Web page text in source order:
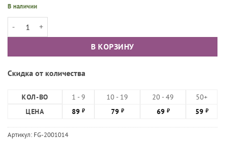
В наличии
В КОРЗИНУ
Скидка от количества
КОЛ-ВО 1 - 9 10 - 19 20 - 49
50+
ЦЕНА
89 ₽ 79 ₽ 69 ₽ 59 ₽
Артикул: FG-2001014